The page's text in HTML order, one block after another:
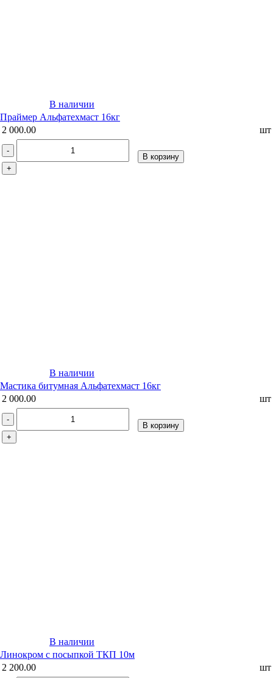
В наличии
Праймер Альфатехмаст 16кг
2 000.00
шт
-
+
В корзину
В наличии
Мастика битумная Альфатехмаст 16кг
2 000.00
шт
-
+
В корзину
В наличии
Линокром с посыпкой ТКП 10м
2 200.00
шт